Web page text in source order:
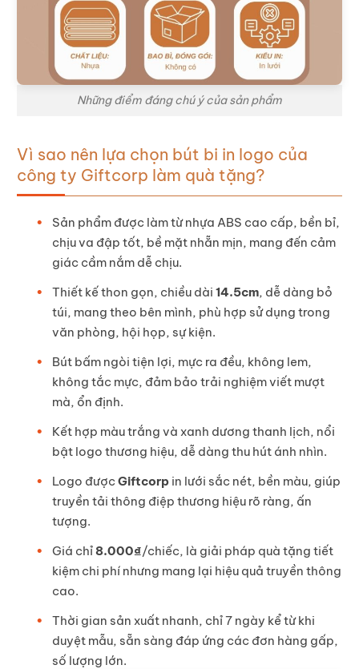
Những điểm đáng chú ý của sản phẩm
Vì sao nên lựa chọn bút bi in logo của
công ty Giftcorp làm quà tặng?
Sản phẩm được làm từ nhựa ABS cao cấp, bền bỉ,
chịu va đập tốt, bề mặt nhẵn mịn, mang đến cảm
giác cầm nắm dễ chịu.
Thiết kế thon gọn, chiều dài 14.5cm, dễ dàng bỏ
túi, mang theo bên mình, phù hợp sử dụng trong
văn phòng, hội họp, sự kiện.
Bút bấm ngòi tiện lợi, mực ra đều, không lem,
không tắc mực, đảm bảo trải nghiệm viết mượt
mà, ổn định.
Kết hợp màu trắng và xanh dương thanh lịch, nổi
bật logo thương hiệu, dễ dàng thu hút ánh nhìn.
Logo đượcGiftcorp in lưới sắc nét, bền màu, giúp
truyền tải thông điệp thương hiệu rõ ràng, ấn
tượng.
Giá chỉ8.000₫/chiếc, là giải pháp quà tặng tiết
kiệm chi phí nhưng mang lại hiệu quả truyền thông
cao.
Thời gian sản xuất nhanh, chỉ 7 ngày kể từ khi
duyệt mẫu, sẵn sàng đáp ứng các đơn hàng gấp,
số lượng lớn.